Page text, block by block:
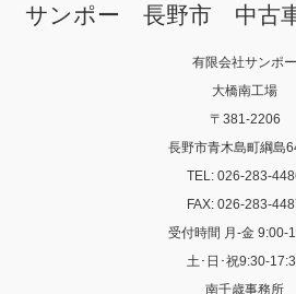
サンポー 長野市 中古
有限会社サンポー
大橋南工場
〒381-2206
長野市青木島町綱島
TEL: 026-283-
FAX: 026-283-
受付時間 月-金 9:00-
土･日･祝9:30-
南千歳事務所